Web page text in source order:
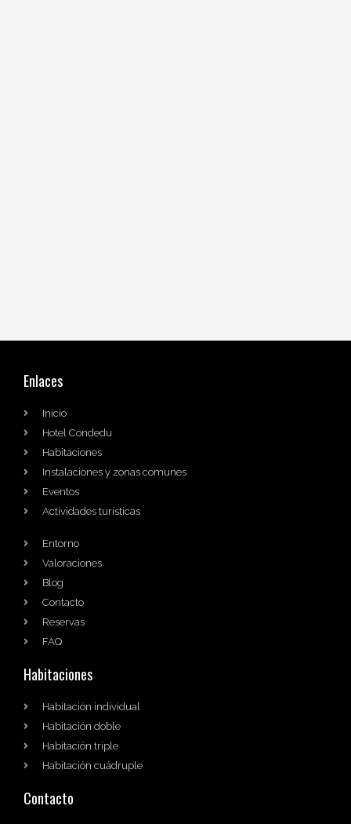
Enlaces
Inicio
Hotel Condedu
Habitaciones
Instalaciones y zonas comunes
Eventos
Actividades turísticas
Entorno
Valoraciones
Blog
Contacto
Reservas
FAQ
Habitaciones
Habitación individual
Habitación doble
Habitación triple
Habitación cuádruple
Contacto